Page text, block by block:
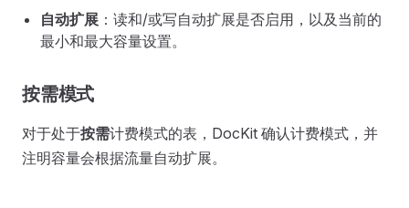
自动扩展 ：读和/或写自动扩展是否启用，以及当前的
最小和最大容量设置。
按需模式
对于处于按需计费模式的表，DocKit 确认计费模式，并
注明容量会根据流量自动扩展。